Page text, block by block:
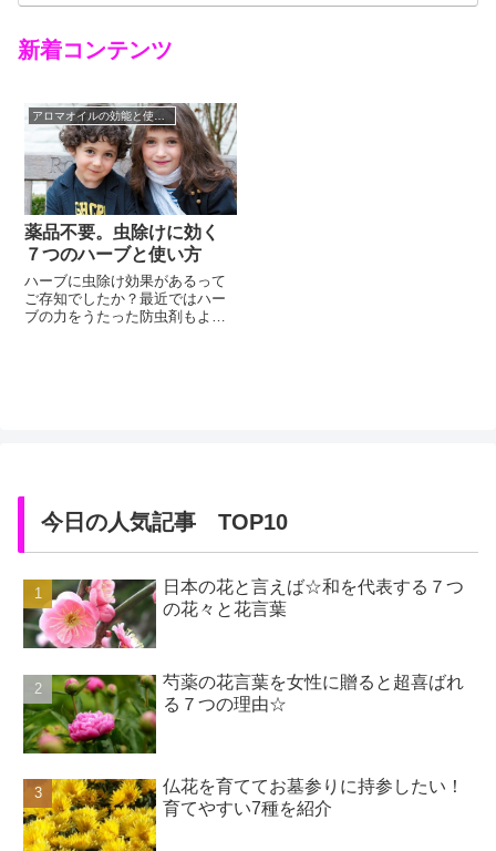
新着コンテンツ
アロマオイルの効能と使い方
薬品不要。虫除けに効く
７つのハーブと使い方
ハーブに虫除け効果があるって
ご存知でしたか？最近ではハー
ブの力をうたった防虫剤もよく
今日の人気記事 TOP10
日本の花と言えば☆和を代表する７つ
の花々と花言葉
芍薬の花言葉を女性に贈ると超喜ばれ
る７つの理由☆
仏花を育ててお墓参りに持参したい！
育てやすい7種を紹介